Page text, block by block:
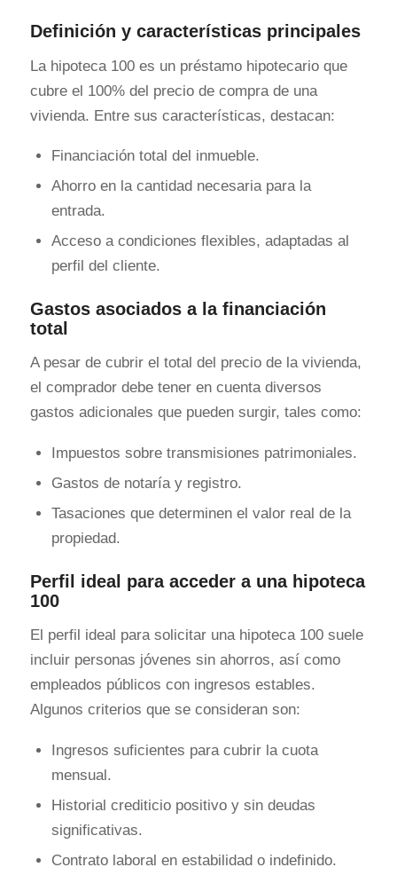
Definición y características principales
La hipoteca 100 es un préstamo hipotecario que
cubre el 100% del precio de compra de una
vivienda. Entre sus características, destacan:
Financiación total del inmueble.
Ahorro en la cantidad necesaria para la
entrada.
Acceso a condiciones flexibles, adaptadas al
perfil del cliente.
Gastos asociados a la financiación
total
A pesar de cubrir el total del precio de la vivienda,
el comprador debe tener en cuenta diversos
gastos adicionales que pueden surgir, tales como:
Impuestos sobre transmisiones patrimoniales.
Gastos de notaría y registro.
Tasaciones que determinen el valor real de la
propiedad.
Perfil ideal para acceder a una hipoteca
100
El perfil ideal para solicitar una hipoteca 100 suele
incluir personas jóvenes sin ahorros, así como
empleados públicos con ingresos estables.
Algunos criterios que se consideran son:
Ingresos suficientes para cubrir la cuota
mensual.
Historial crediticio positivo y sin deudas
significativas.
Contrato laboral en estabilidad o indefinido.